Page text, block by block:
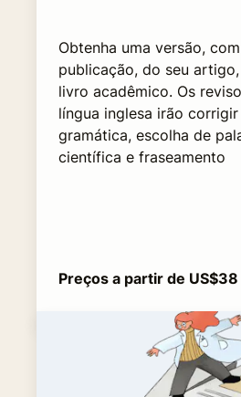
Obtenha uma versão,
publicação, do seu
livro acadêmico. Os
língua inglesa irão
gramática, escolha de
científica e fraseamento
Preços a partir de US$38